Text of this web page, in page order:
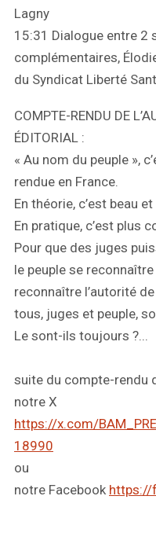
Lagny
15:31 Dialogue entre 2
complémentaires,
du Syndicat Liberté
COMPTE-RENDU DE
ÉDITORIAL :
« Au nom du peuple »,
rendue en France.
En théorie, c’est beau
En pratique, c’est plus
Pour que des juges
le peuple se
reconnaître l’autorité
tous, juges et peuple,
Le sont-ils toujours ?...
suite du compte-rendu
notre X
https://x.com/
18990
ou
notre Facebook https://